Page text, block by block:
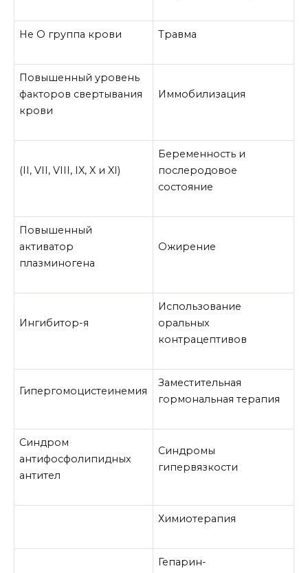
Не О группа крови Травма
Повышенный уровень
факторов свертывания
крови
Иммобилизация
(II, VII, VIII, IX, X и XI)
Беременность и
послеродовое
состояние
Повышенный
активатор
плазминогена
Ожирение
Ингибитор-я
Использование
оральных
контрацептивов
Гипергомоцистеинемия
Заместительная
гормональная терапия
Синдром
антифосфолипидных
антител
Синдромы
гипервязкости
Химиотерапия
Гепарин-